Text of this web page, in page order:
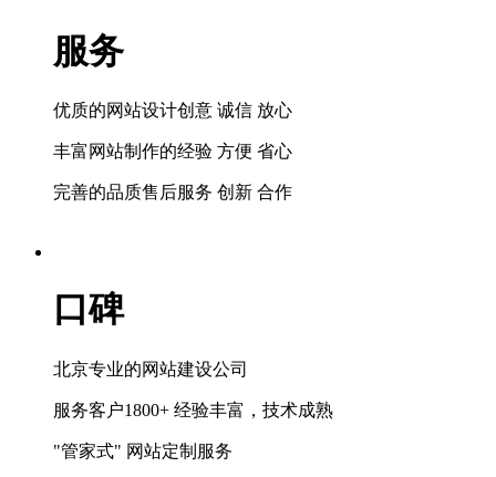
服务
优质的网站设计创意 诚信 放心
丰富网站制作的经验 方便 省心
完善的品质售后服务 创新 合作
口碑
北京专业的网站建设公司
服务客户1800+ 经验丰富，技术成熟
"管家式" 网站定制服务